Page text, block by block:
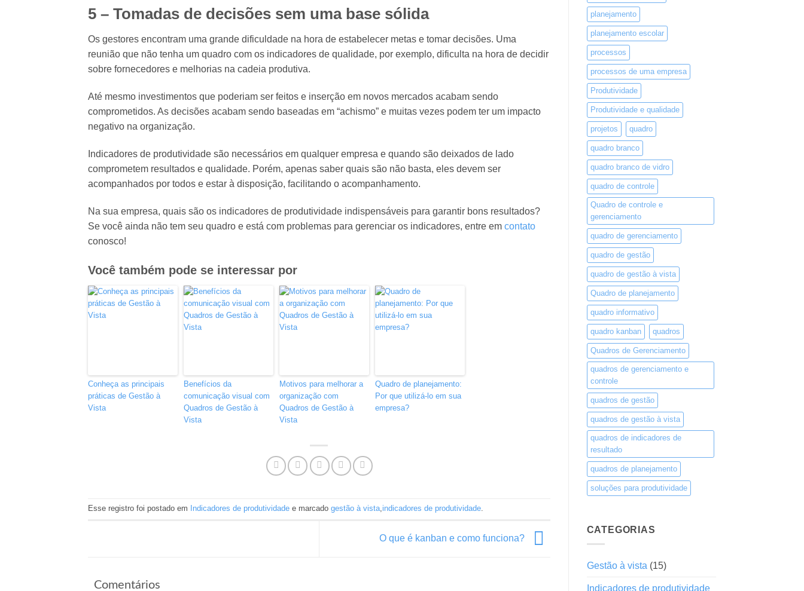
5 – Tomadas de decisões sem uma base sólida
Os gestores encontram uma grande dificuldade na hora de estabelecer metas e tomar decisões. Uma
reunião que não tenha um quadro com os indicadores de qualidade, por exemplo, dificulta na hora de decidir
sobre fornecedores e melhorias na cadeia produtiva.
Até mesmo investimentos que poderiam ser feitos e inserção em novos mercados acabam sendo
comprometidos. As decisões acabam sendo baseadas em “achismo” e muitas vezes podem ter um impacto
negativo na organização.
Indicadores de produtividade são necessários em qualquer empresa e quando são deixados de lado
comprometem resultados e qualidade. Porém, apenas saber quais são não basta, eles devem ser
acompanhados por todos e estar à disposição, facilitando o acompanhamento.
Na sua empresa, quais são os indicadores de produtividade indispensáveis para garantir bons resultados?
Se você ainda não tem seu quadro e está com problemas para gerenciar os indicadores, entre em contato
conosco!
Você também pode se interessar por
Conheça as principais
práticas de Gestão à
Vista
Benefícios da
comunicação visual com
Quadros de Gestão à
Vista
Motivos para melhorar a
organização com
Quadros de Gestão à
Vista
Quadro de planejamento:
Por que utilizá-lo em sua
empresa?
Esse registro foi postado em Indicadores de produtividade e marcado gestão à vista indicadores de produtividade
O que é kanban e como funciona?
Comentários
planejamento
planejamento escolar
processos
processos de uma empresa
Produtividade
Produtividade e qualidade
projetos quadro
quadro branco
quadro branco de vidro
quadro de controle
Quadro de controle e
gerenciamento
quadro de gerenciamento
quadro de gestão
quadro de gestão à vista
Quadro de planejamento
quadro informativo
quadro kanban quadros
Quadros de Gerenciamento
quadros de gerenciamento e
controle
quadros de gestão
quadros de gestão à vista
quadros de indicadores de
resultado
quadros de planejamento
soluções para produtividade
CATEGORIAS
Gestão à vista (15)
Indicadores de produtividade